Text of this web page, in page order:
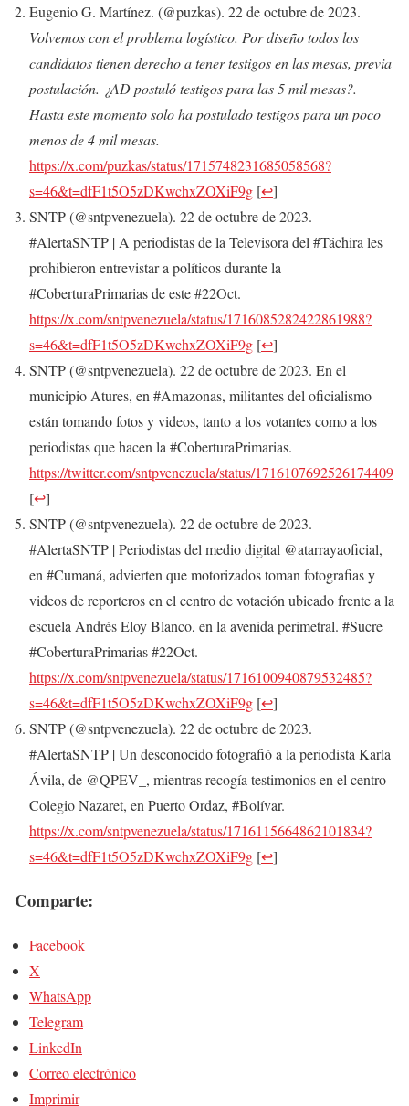
Eugenio G. Martínez. (@puzkas). 22 de octubre de 2023.
Volvemos con el problema logístico. Por diseño todos los
candidatos tienen derecho a tener testigos en las mesas, previa
postulación. ¿AD postuló testigos para las 5 mil mesas?.
Hasta este momento solo ha postulado testigos para un poco
menos de 4 mil mesas.
https://x.com/puzkas/status/1715748231685058568?
s=46&t=dfF1t5O5zDKwchxZOXiF9g [↩]
SNTP (@sntpvenezuela). 22 de octubre de 2023.
#AlertaSNTP | A periodistas de la Televisora del #Táchira les
prohibieron entrevistar a políticos durante la
#CoberturaPrimarias de este #22Oct.
https://x.com/sntpvenezuela/status/1716085282422861988?
s=46&t=dfF1t5O5zDKwchxZOXiF9g [↩]
SNTP (@sntpvenezuela). 22 de octubre de 2023. En el
municipio Atures, en #Amazonas, militantes del oficialismo
están tomando fotos y videos, tanto a los votantes como a los
periodistas que hacen la #CoberturaPrimarias.
https://twitter.com/sntpvenezuela/status/1716107692526174409
[↩]
SNTP (@sntpvenezuela). 22 de octubre de 2023.
#AlertaSNTP | Periodistas del medio digital @atarrayaoficial,
en #Cumaná, advierten que motorizados toman fotografias y
videos de reporteros en el centro de votación ubicado frente a la
escuela Andrés Eloy Blanco, en la avenida perimetral. #Sucre
#CoberturaPrimarias #22Oct.
https://x.com/sntpvenezuela/status/1716100940879532485?
s=46&t=dfF1t5O5zDKwchxZOXiF9g [↩]
SNTP (@sntpvenezuela). 22 de octubre de 2023.
#AlertaSNTP | Un desconocido fotografió a la periodista Karla
Ávila, de @QPEV_, mientras recogía testimonios en el centro
Colegio Nazaret, en Puerto Ordaz, #Bolívar.
https://x.com/sntpvenezuela/status/1716115664862101834?
s=46&t=dfF1t5O5zDKwchxZOXiF9g [↩]
Comparte:
Facebook
X
WhatsApp
Telegram
LinkedIn
Correo electrónico
Imprimir